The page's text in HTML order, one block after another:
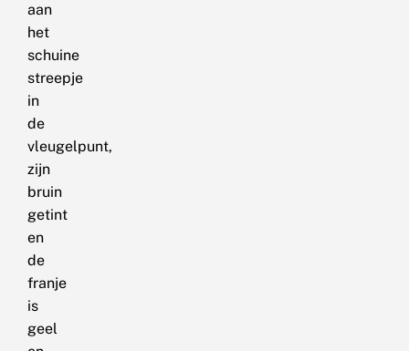
aan
het
schuine
streepje
in
de
vleugelpunt,
zijn
bruin
getint
en
de
franje
is
geel